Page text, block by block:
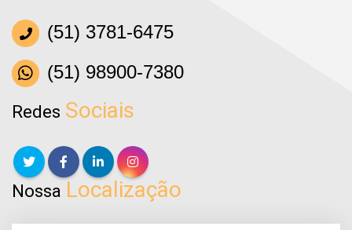
(51) 3781-6475
(51) 98900-7380
Redes Sociais
Nossa Localização